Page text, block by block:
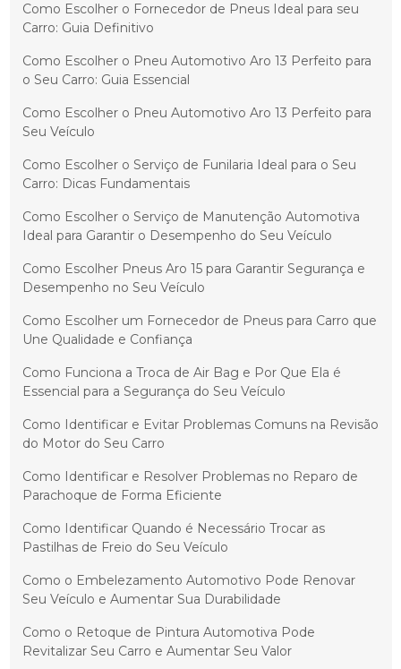
Como Escolher o Fornecedor de Pneus Ideal para seu
Carro: Guia Definitivo
Como Escolher o Pneu Automotivo Aro 13 Perfeito para
o Seu Carro: Guia Essencial
Como Escolher o Pneu Automotivo Aro 13 Perfeito para
Seu Veículo
Como Escolher o Serviço de Funilaria Ideal para o Seu
Carro: Dicas Fundamentais
Como Escolher o Serviço de Manutenção Automotiva
Ideal para Garantir o Desempenho do Seu Veículo
Como Escolher Pneus Aro 15 para Garantir Segurança e
Desempenho no Seu Veículo
Como Escolher um Fornecedor de Pneus para Carro que
Une Qualidade e Confiança
Como Funciona a Troca de Air Bag e Por Que Ela é
Essencial para a Segurança do Seu Veículo
Como Identificar e Evitar Problemas Comuns na Revisão
do Motor do Seu Carro
Como Identificar e Resolver Problemas no Reparo de
Parachoque de Forma Eficiente
Como Identificar Quando é Necessário Trocar as
Pastilhas de Freio do Seu Veículo
Como o Embelezamento Automotivo Pode Renovar
Seu Veículo e Aumentar Sua Durabilidade
Como o Retoque de Pintura Automotiva Pode
Revitalizar Seu Carro e Aumentar Seu Valor